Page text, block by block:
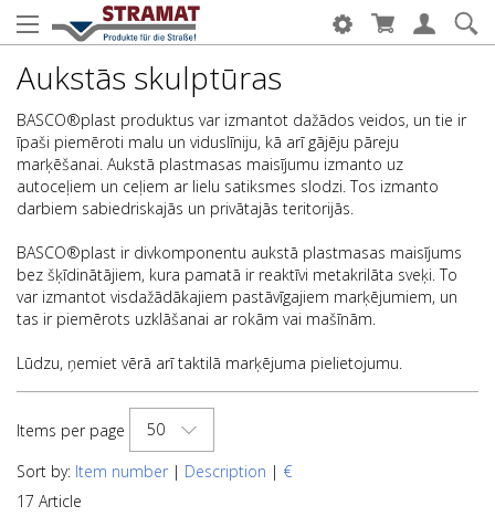
Aukstās skulptūras
BASCO®plast produktus var izmantot dažādos veidos, un tie ir
īpaši piemēroti malu un viduslīniju, kā arī gājēju pāreju
marķēšanai. Aukstā plastmasas maisījumu izmanto uz
autoceļiem un ceļiem ar lielu satiksmes slodzi. Tos izmanto
darbiem sabiedriskajās un privātajās teritorijās.
BASCO®plast ir divkomponentu aukstā plastmasas maisījums
bez šķīdinātājiem, kura pamatā ir reaktīvi metakrilāta sveķi. To
var izmantot visdažādākajiem pastāvīgajiem marķējumiem, un
tas ir piemērots uzklāšanai ar rokām vai mašīnām.
Lūdzu, ņemiet vērā arī taktilā marķējuma pielietojumu.
Items per page
50
Sort by: Item number | Description | €
17 Article